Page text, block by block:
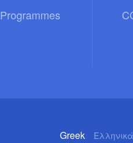
Programmes
Greek Ελληνικά